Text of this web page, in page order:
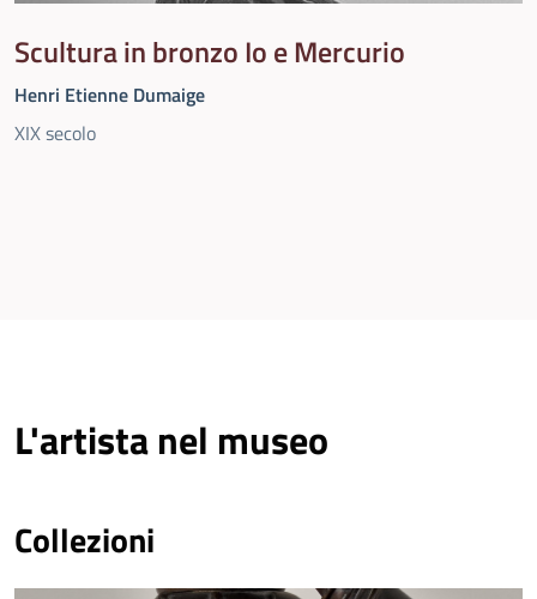
Scultura in bronzo Io e Mercurio
Henri Etienne Dumaige
XIX secolo
L'artista nel museo
Collezioni